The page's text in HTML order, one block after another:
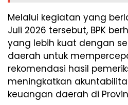
Melalui kegiatan yang
Juli 2026 tersebut, BPK
yang lebih kuat dengan
daerah untuk
rekomendasi hasil
meningkatkan
keuangan daerah di